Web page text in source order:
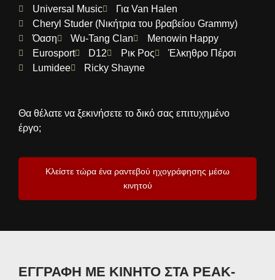
Universal Music
Για Van Halen
Cheryl Studer (Νικήτρια του βραβείου Grammy)
Όαση
Wu-Tang Clan
Menowin Happy
Eurosport
D12 Ρικ Ρος
Έλκηθρο Πέρσι
Lumidee
Ricky Shayne
Θα θέλατε να ξεκινήσετε το δικό σας επιτυχημένο
έργο;
Κλείστε τώρα ένα ραντεβού ηχογράφησης μέσω
κινητού
ΕΓΓΡΑΦΗ ΜΕ ΚΙΝΗΤΟ ΣΤΑ PEAK-